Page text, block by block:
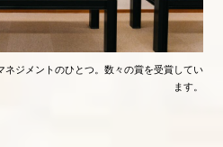
ジメントのひとつ。数々の賞を受賞してい
ます。